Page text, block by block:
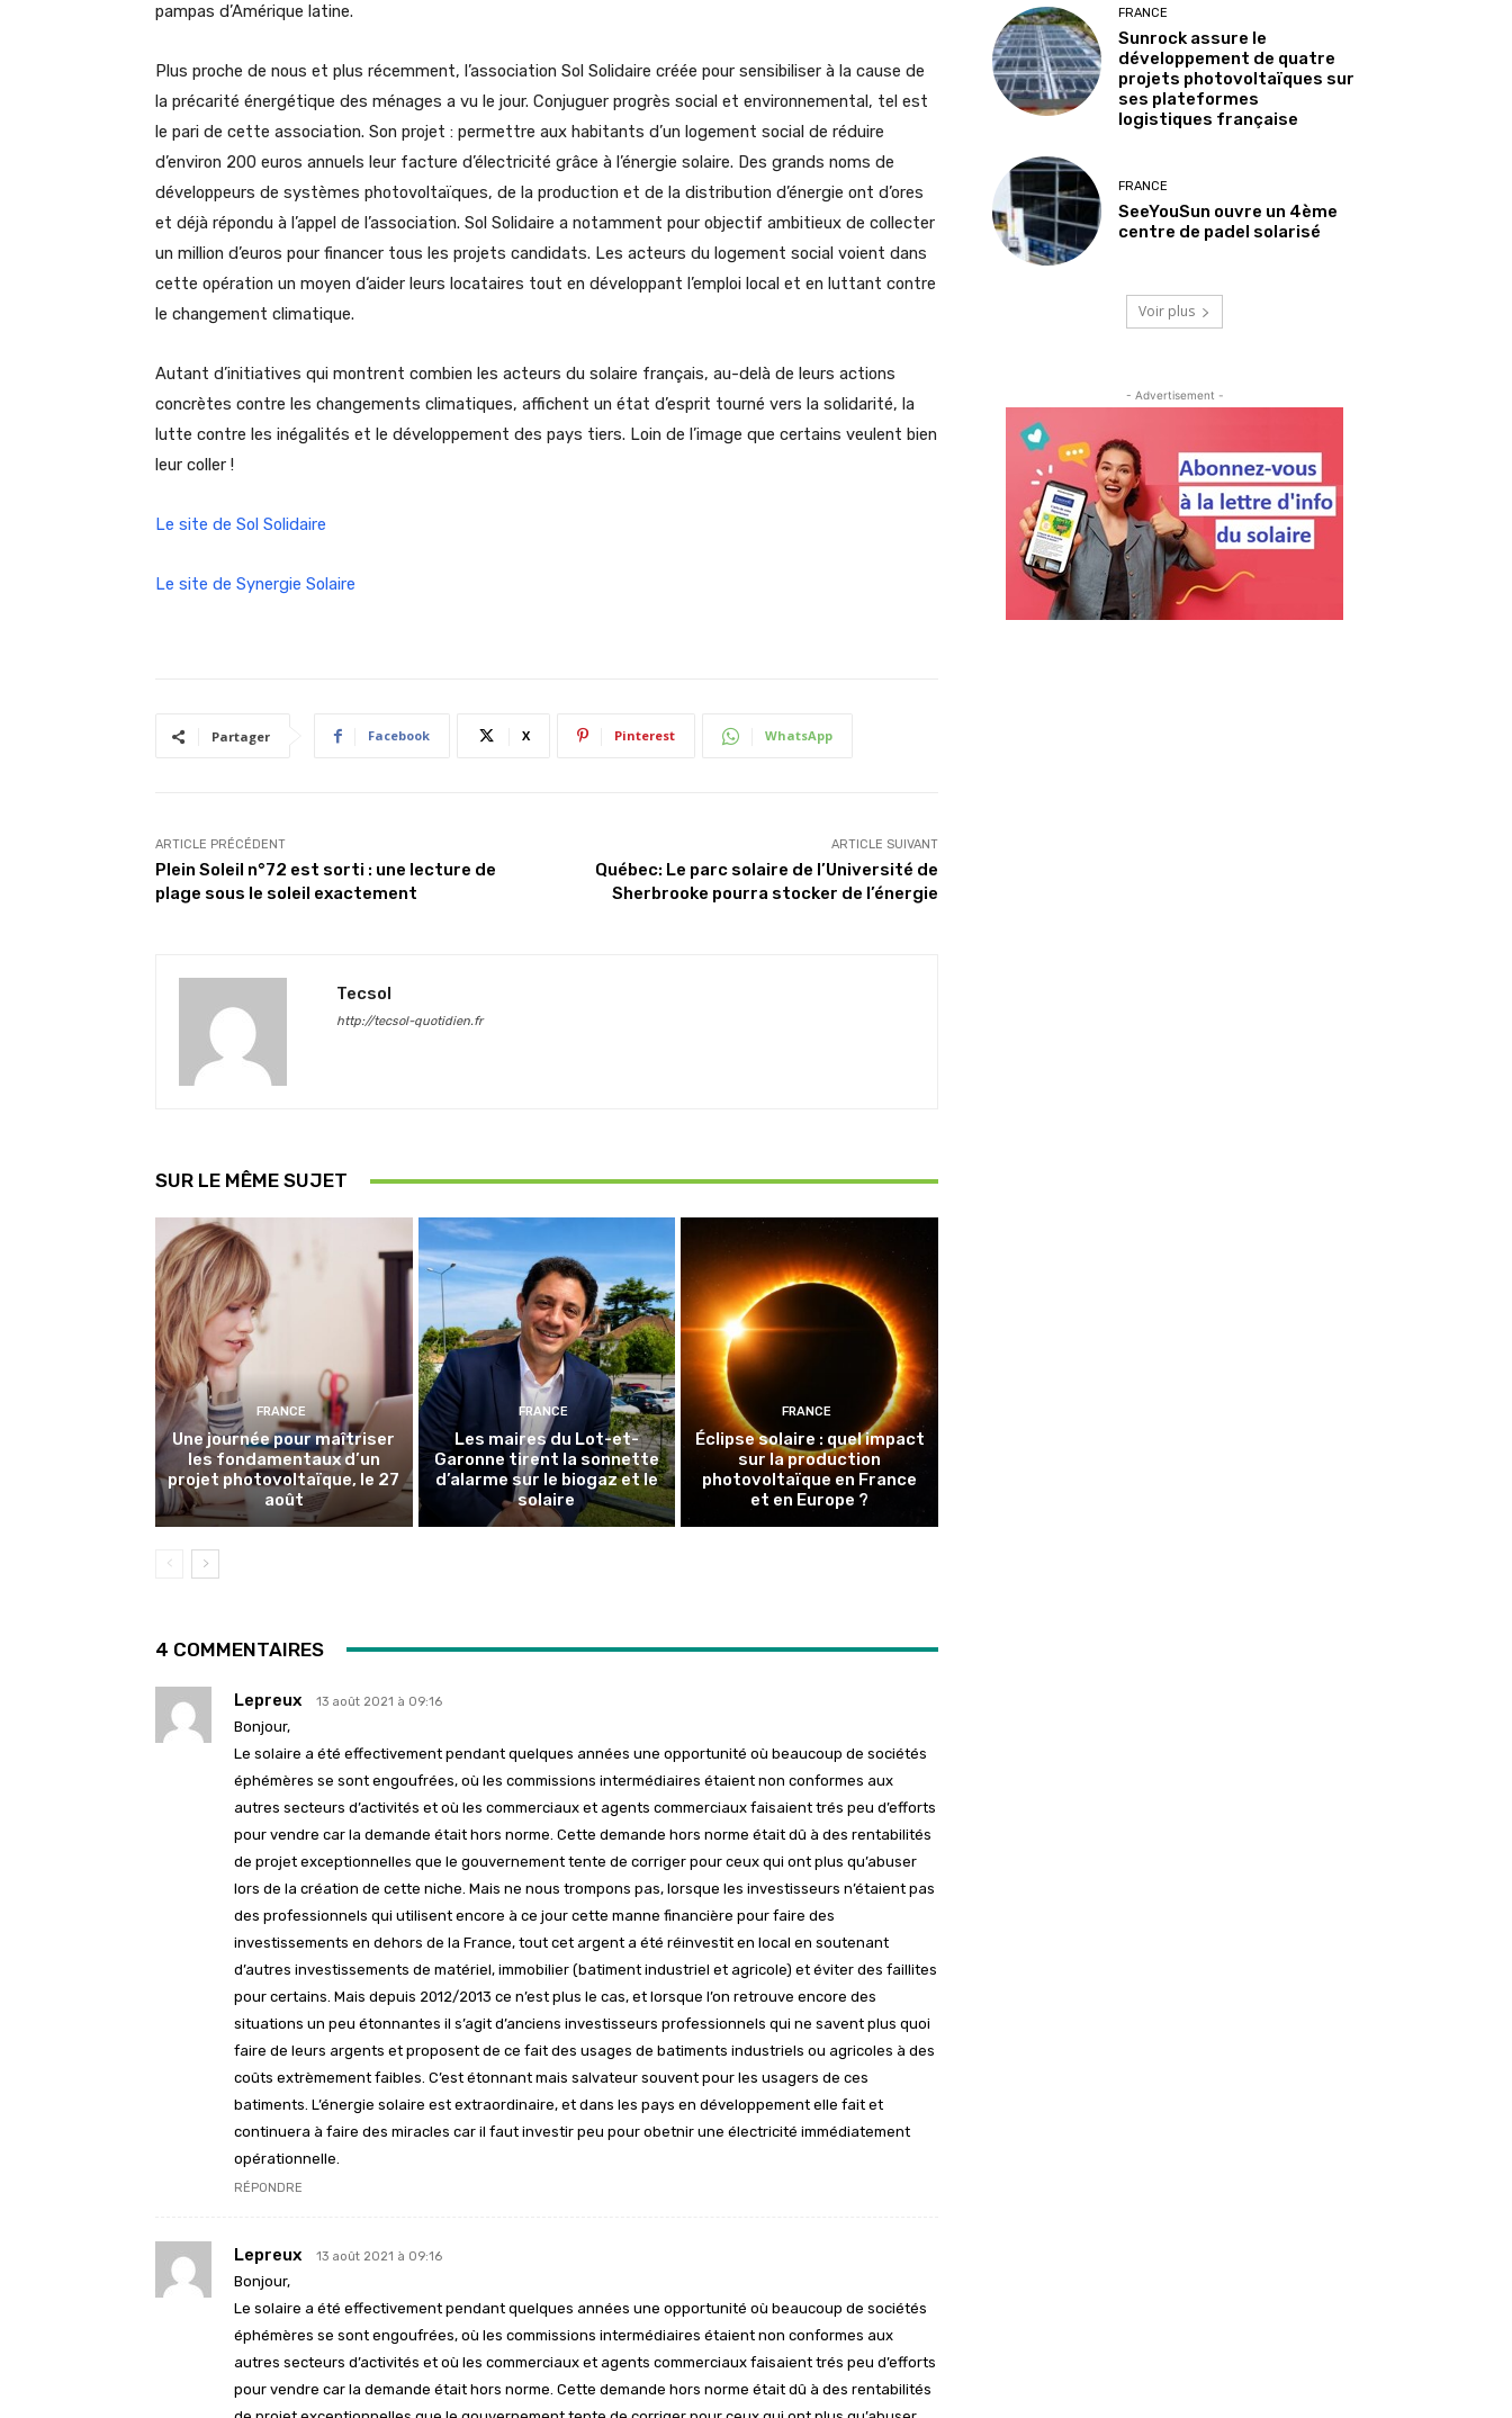
pampas d’Amérique latine.
Plus proche de nous et plus récemment, l’association Sol Solidaire créée pour sensibiliser à la cause de
la précarité énergétique des ménages a vu le jour. Conjuguer progrès social et environnemental, tel est
le pari de cette association. Son projet : permettre aux habitants d’un logement social de réduire
d’environ 200 euros annuels leur facture d’électricité grâce à l’énergie solaire. Des grands noms de
développeurs de systèmes photovoltaïques, de la production et de la distribution d’énergie ont d’ores
et déjà répondu à l’appel de l’association. Sol Solidaire a notamment pour objectif ambitieux de collecter
un million d’euros pour financer tous les projets candidats. Les acteurs du logement social voient dans
cette opération un moyen d‘aider leurs locataires tout en développant l’emploi local et en luttant contre
le changement climatique.
Autant d’initiatives qui montrent combien les acteurs du solaire français, au-delà de leurs actions
concrètes contre les changements climatiques, affichent un état d’esprit tourné vers la solidarité, la
lutte contre les inégalités et le développement des pays tiers. Loin de l’image que certains veulent bien
leur coller !
Le site de Sol Solidaire
Le site de Synergie Solaire
Partager Facebook X Pinterest WhatsApp
ARTICLE PRÉCÉDENT
Plein Soleil n°72 est sorti : une lecture de
plage sous le soleil exactement
ARTICLE SUIVANT
Québec: Le parc solaire de l’Université de
Sherbrooke pourra stocker de l’énergie
Tecsol
http://tecsol-quotidien.fr
SUR LE MÊME SUJET
FRANCE
Une journée pour maîtriser
les fondamentaux d’un
projet photovoltaïque, le 27
août
FRANCE
Les maires du Lot-et-
Garonne tirent la sonnette
d’alarme sur le biogaz et le
solaire
FRANCE
Éclipse solaire : quel impact
sur la production
photovoltaïque en France
et en Europe ?
4 COMMENTAIRES
Lepreux 13 août 2021 à 09:16
Bonjour,
Le solaire a été effectivement pendant quelques années une opportunité où beaucoup de sociétés
éphémères se sont engoufrées, où les commissions intermédiaires étaient non conformes aux
autres secteurs d’activités et où les commerciaux et agents commerciaux faisaient trés peu d’efforts
pour vendre car la demande était hors norme. Cette demande hors norme était dû à des rentabilités
de projet exceptionnelles que le gouvernement tente de corriger pour ceux qui ont plus qu’abuser
lors de la création de cette niche. Mais ne nous trompons pas, lorsque les investisseurs n’étaient pas
des professionnels qui utilisent encore à ce jour cette manne financière pour faire des
investissements en dehors de la France, tout cet argent a été réinvestit en local en soutenant
d’autres investissements de matériel, immobilier (batiment industriel et agricole) et éviter des faillites
pour certains. Mais depuis 2012/2013 ce n’est plus le cas, et lorsque l’on retrouve encore des
situations un peu étonnantes il s’agit d’anciens investisseurs professionnels qui ne savent plus quoi
faire de leurs argents et proposent de ce fait des usages de batiments industriels ou agricoles à des
coûts extrèmement faibles. C’est étonnant mais salvateur souvent pour les usagers de ces
batiments. L’énergie solaire est extraordinaire, et dans les pays en développement elle fait et
continuera à faire des miracles car il faut investir peu pour obetnir une électricité immédiatement
opérationnelle.
RÉPONDRE
Lepreux 13 août 2021 à 09:16
Bonjour,
Le solaire a été effectivement pendant quelques années une opportunité où beaucoup de sociétés
éphémères se sont engoufrées, où les commissions intermédiaires étaient non conformes aux
autres secteurs d’activités et où les commerciaux et agents commerciaux faisaient trés peu d’efforts
pour vendre car la demande était hors norme. Cette demande hors norme était dû à des rentabilités
FRANCE
Sunrock assure le
développement de quatre
projets photovoltaïques sur
ses plateformes
logistiques française
FRANCE
SeeYouSun ouvre un 4ème
centre de padel solarisé
Voir plus
- Advertisement -